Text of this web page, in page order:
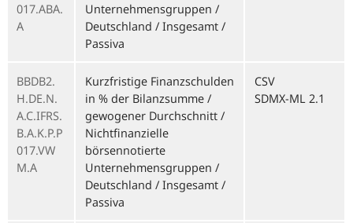
017.ABA.
A
Unternehmensgruppen /
Deutschland / Insgesamt /
Passiva
BBDB2.
H.DE.N.
A.C.IFRS.
B.A.K.P.P
017.VW
M.A
Kurzfristige Finanzschulden
in % der Bilanzsumme /
gewogener Durchschnitt /
Nichtfinanzielle
börsennotierte
Unternehmensgruppen /
Deutschland / Insgesamt /
Passiva
CSV
SDMX-ML 2.1